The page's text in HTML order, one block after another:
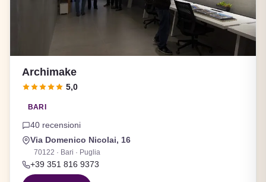
Archimake
5,0
BARI
40 recensioni
Via Domenico Nicolai, 16
70122 · Bari · Puglia
+39 351 816 9373